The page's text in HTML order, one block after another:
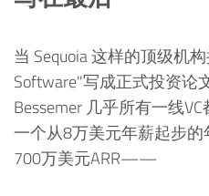
当 Sequoia 这样的顶级机
Software"写成正式投资论
Bessemer 几乎所有一线
一个从8万美元年薪起步
700万美元ARR——